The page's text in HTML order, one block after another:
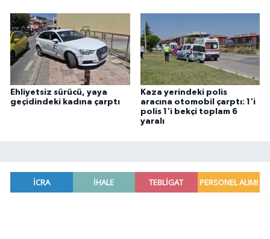
Ehliyetsiz sürücü, yaya
geçidindeki kadına çarptı
Kaza yerindeki polis
aracına otomobil çarptı: 1'i
polis 1'i bekçi toplam 6
yaralı